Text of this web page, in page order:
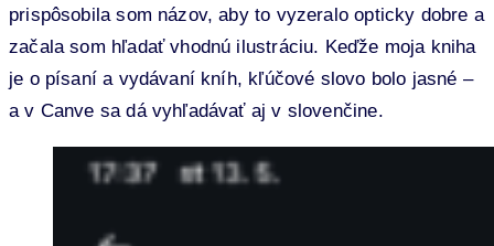
prispôsobila som názov, aby to vyzeralo opticky dobre a
začala som hľadať vhodnú ilustráciu. Keďže moja kniha
je o písaní a vydávaní kníh, kľúčové slovo bolo jasné –
a v Canve sa dá vyhľadávať aj v slovenčine.